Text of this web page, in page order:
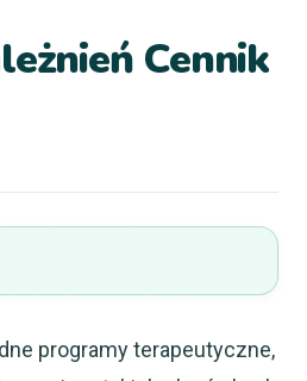
Cennik
programy terapeutyczne,